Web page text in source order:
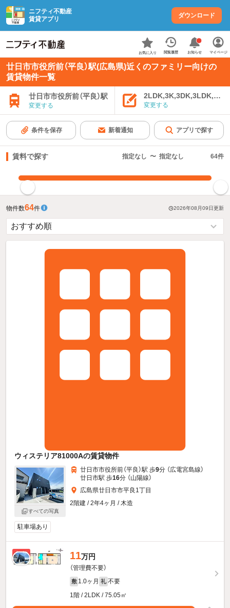
ニフティ不動産
賃貸アプリ
ダウンロード
お気に入り 閲覧履歴 お知らせ マイページ
廿日市市役所前（平良）駅(広島県)近くのファミリー向けの
賃貸物件一覧
廿日市市役所前（平良）駅
変更する 変更する
条件を保存 新着通知 アプリで探す
賃料で探す 指定なし 〜 指定なし 64件
物件数64件 2026年08月09日更新
ウィステリア81000Aの賃貸物件
すべての写真
廿日市市役所前（平良）駅 歩9分 （広電宮島線）
廿日市駅 歩16分 （山陽線）
広島県廿日市市平良1丁目
2階建 / 2年4ヶ月 / 木造
駐車場あり
新着 11万円
（管理費不要）
敷 1.0ヶ月 礼 不要
1階 / 2LDK / 75.05㎡